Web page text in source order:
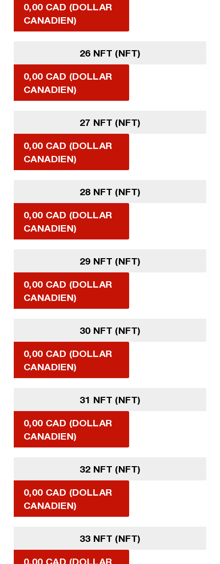
0,00 CAD (DOLLAR
CANADIEN)
26 NFT (NFT)
0,00 CAD (DOLLAR
CANADIEN)
27 NFT (NFT)
0,00 CAD (DOLLAR
CANADIEN)
28 NFT (NFT)
0,00 CAD (DOLLAR
CANADIEN)
29 NFT (NFT)
0,00 CAD (DOLLAR
CANADIEN)
30 NFT (NFT)
0,00 CAD (DOLLAR
CANADIEN)
31 NFT (NFT)
0,00 CAD (DOLLAR
CANADIEN)
32 NFT (NFT)
0,00 CAD (DOLLAR
CANADIEN)
33 NFT (NFT)
0,00 CAD (DOLLAR